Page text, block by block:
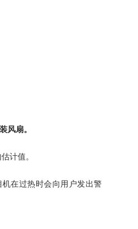
风扇。
计值。
在过热时会向用户发出警